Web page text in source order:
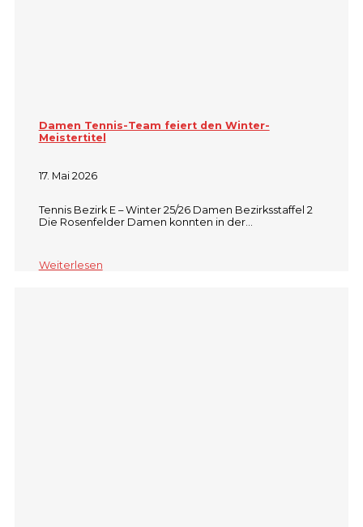
Damen Tennis-Team feiert den Winter-
Meistertitel
17. Mai 2026
Tennis Bezirk E – Winter 25/26 Damen Bezirksstaffel 2
Die Rosenfelder Damen konnten in der…
Weiterlesen